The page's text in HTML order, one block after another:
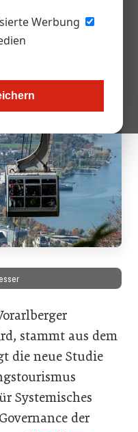
Werbung
Bestandteil der
stammt aus dem
die neue Studie
Systemisches
der